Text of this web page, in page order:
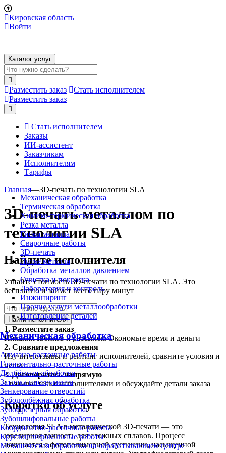
Кировская область
Войти
Каталог услуг
Разместить заказ
Стать исполнителем
Разместить заказ
Стать исполнителем
Заказы
ИИ-ассистент
Заказчикам
Исполнителям
Тарифы
Механическая обработка
Термическая обработка
Химико-термическая обработка
Резка металла
Гибка металла
Сварочные работы
3D-печать
Литьё металла
Обработка металлов давлением
Очистка и покраска
Лаборатория и контроль
Инжиниринг
Прочие услуги металлообработки
Изготовление деталей
Механическая обработка
Алмазно-расточные работы
Горизонтально-расточные работы
Долбёжная обработка
Заточка инструмента
Зенкерование отверстий
Зубодолбёжная обработка
Зубофрезерная обработка
Зубошлифовальные работы
Координатно-расточные работы
Круглошлифовальные работы
Механическая обработка на обрабатывающем центре
Главная—3D-печать по технологии SLA
3D-печать металлом по
технологии SLA
Найдите исполнителя
Узнайте стоимость 3D-печати по технологии SLA. Это
бесплатно и займет всего пару минут
Найти исполнителя
1. Разместите заказ
Никаких звонков и рассылок. Экономьте время и деньги
2. Сравните предложения
Изучите отзывы и рейтинг исполнителей, сравните условия и
цены
3.Договоритесь напрямую
Связывайтесь с исполнителями и обсуждайте детали заказа
Коротко об услуге
Технология SLA в металлической 3D-печати — это
ювелирная точность для сложных сплавов. Процесс
начинается с фотополимерной суспензии, насыщенной